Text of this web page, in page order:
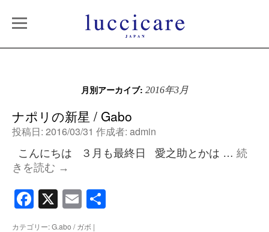
月別アーカイブ: 2016年3月
ナポリの新星 / Gabo
投稿日: 2016/03/31 作成者: admin
こんにちは ３月も最終日 愛之助とかは … 続
きを読む →
Facebook
X Email
カテゴリー:G.abo / ガボ |